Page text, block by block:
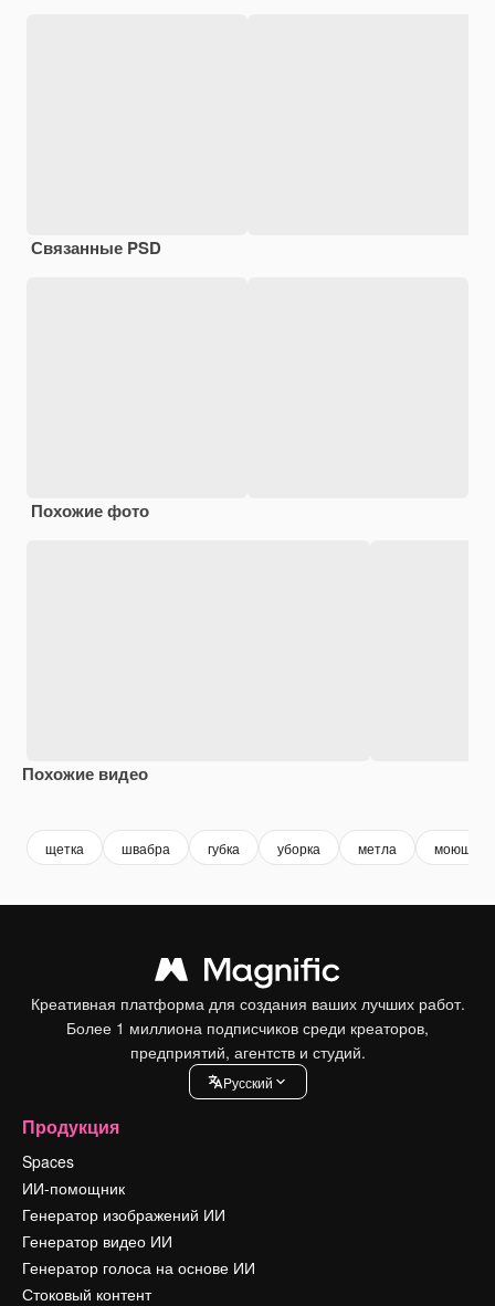
Связанные PSD
Похожие фото
Похожие видео
щетка швабра губка уборка метла моющее
Креативная платформа для создания ваших лучших работ.
Более 1 миллиона подписчиков среди креаторов,
предприятий, агентств и студий.
Pусский
Продукция
Spaces
ИИ-помощник
Генератор изображений ИИ
Генератор видео ИИ
Генератор голоса на основе ИИ
Стоковый контент